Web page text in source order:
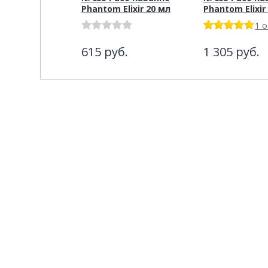
Phantom Elixir 20 мл
615 руб.
Phantom
1
1 305 руб.